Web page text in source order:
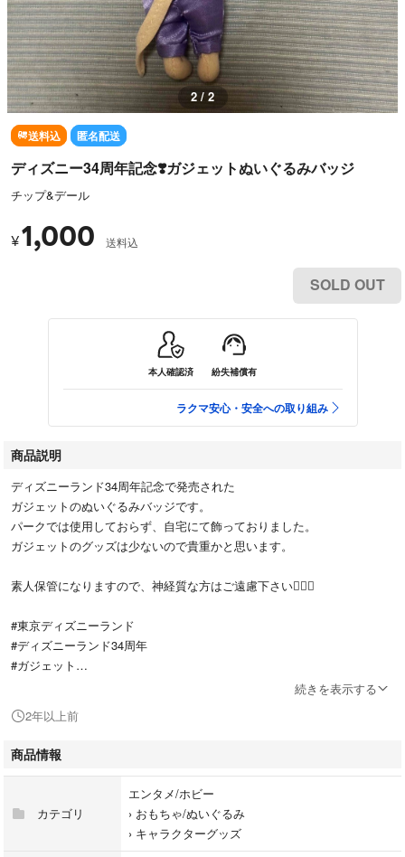
2 / 2
送料込 匿名配送
ディズニー34周年記念❣️ガジェットぬいぐるみバッジ
チップ&デール
¥1,000 送料込
SOLD OUT
本人確認済 紛失補償有
ラクマ安心・安全への取り組み
商品説明
ディズニーランド34周年記念で発売された
ガジェットのぬいぐるみバッジです。
パークでは使用しておらず、自宅にて飾っておりました。
ガジェットのグッズは少ないので貴重かと思います。
素人保管になりますので、神経質な方はご遠慮下さい🙇🏻‍♀️
#東京ディズニーランド
#ディズニーランド34周年
#ガジェット
#ぬいぐるみバッジ
#ディズニー
続きを表示する
2年以上前
商品情報
カテゴリ
エンタメ/ホビー
› おもちゃ/ぬいぐるみ
› キャラクターグッズ